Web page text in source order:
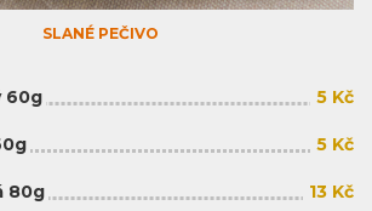
SLANÉ PEČIVO
60g 5 Kč
5 Kč
80g 13 Kč